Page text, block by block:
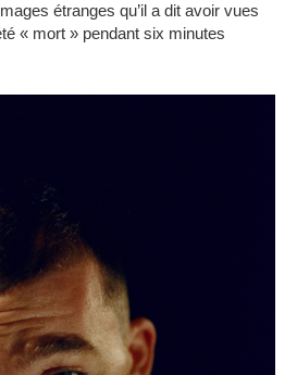
étranges qu’il a dit avoir vues
« mort » pendant six minutes